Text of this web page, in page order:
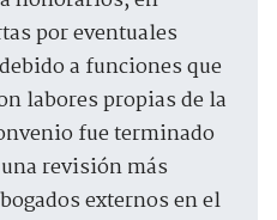
por eventuales
a funciones que
labores propias de la
fue terminado
revisión más
externos en el